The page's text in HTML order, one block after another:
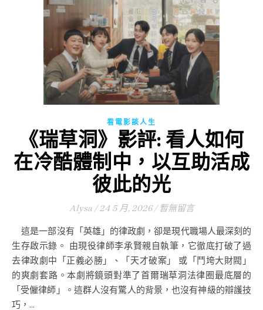
看電影談人生
《瑞草洞》影評: 看人如何
在冷酷體制中，以互助活成
彼此的光
Alysa / 24 5 月, 2026 / 暫無留言
這是一部沒有「英雄」的律政劇，卻是現代職場人最深刻的
生存啟示錄。 由現役律師李承賢親自執筆，它徹底打破了過
去律政劇中「正義必勝」、「天才破案」 或「鬥垮大財閥」
的爽劇套路。本劇將鏡頭對準了首爾瑞草洞法律圈最底層的
「受僱律師」。這群人沒有驚人的背景，也沒有神級的辯護技
巧，...